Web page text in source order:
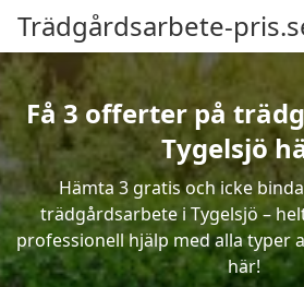
Trädgårdsarbete-
Få 3 offerter på
Tygelsjö
Hämta 3 gratis och icke
trädgårdsarbete i Tygelsjö –
professionell hjälp med alla typer
här!